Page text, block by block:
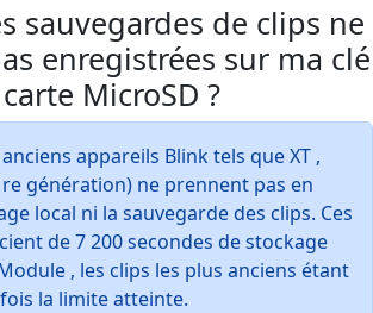
sauvegardes de clips ne
enregistrées sur ma clé
MicroSD ?
anciens appareils Blink tels que XT ,
génération) ne prennent pas en
local ni la sauvegarde des clips. Ces
de 7 200 secondes de stockage
, les clips les plus anciens étant
la limite atteinte.